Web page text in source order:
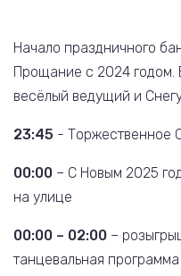
Начало праздничного
Прощание с 2024 годом.
весёлый ведущий и
23:45 - Торжественное
00:00 – С Новым 2025
на улице
00:00 – 02:00 –
танцевальная программа